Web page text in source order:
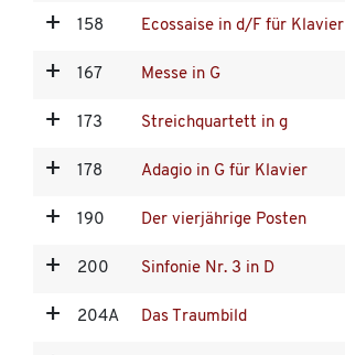
158 Ecossaise in d/F für Klavier
167 Messe in G
173 Streichquartett in g
178 Adagio in G für Klavier
190 Der vierjährige Posten
200 Sinfonie Nr. 3 in D
204A Das Traumbild